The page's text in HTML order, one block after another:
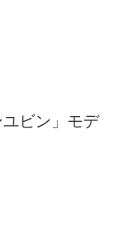
ビン」モデ